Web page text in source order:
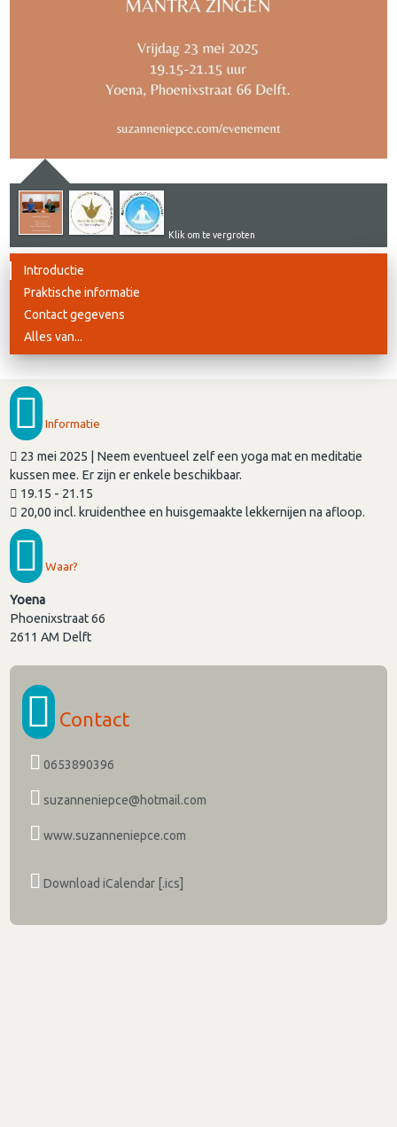
Klik om te vergroten
Introductie
Praktische informatie
Contact gegevens
Alles van...
Informatie
23 mei 2025 | Neem eventueel zelf een yoga mat en meditatie
kussen mee. Er zijn er enkele beschikbaar.
19.15 - 21.15
20,00 incl. kruidenthee en huisgemaakte lekkernijen na afloop.
Waar?
Yoena
Phoenixstraat 66
2611 AM Delft
Contact
0653890396
suzanneniepce@hotmail.com
www.suzanneniepce.com
Download iCalendar [.ics]